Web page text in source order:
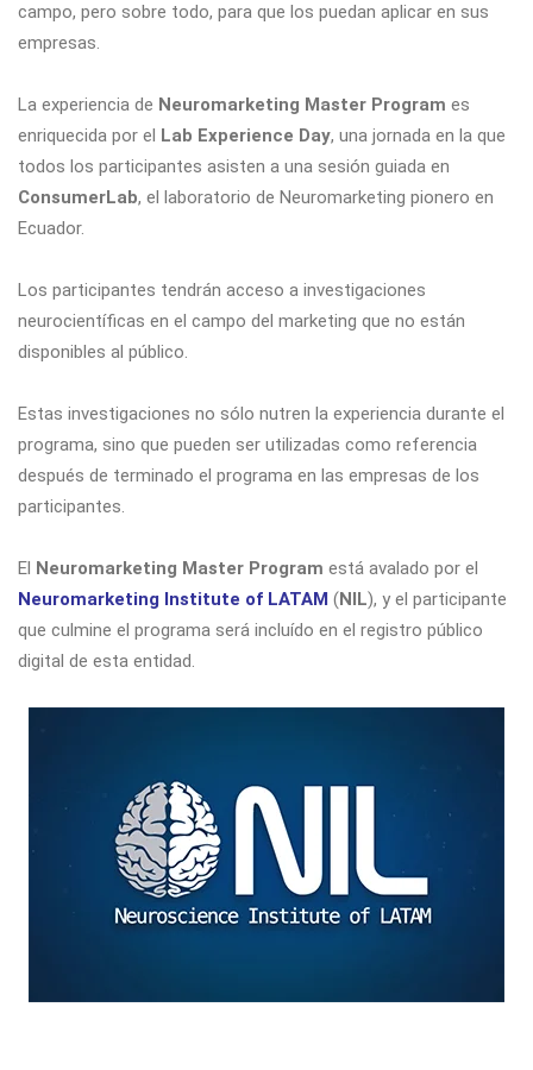
campo, pero sobre todo, para que los puedan aplicar en sus
empresas.
La experiencia de Neuromarketing Master Program es
enriquecida por el Lab Experience Day, una jornada en la que
todos los participantes asisten a una sesión guiada en
ConsumerLab, el laboratorio de Neuromarketing pionero en
Ecuador.
Los participantes tendrán acceso a investigaciones
neurocientíficas en el campo del marketing que no están
disponibles al público.
Estas investigaciones no sólo nutren la experiencia durante el
programa, sino que pueden ser utilizadas como referencia
después de terminado el programa en las empresas de los
participantes.
El Neuromarketing Master Program está avalado por el
Neuromarketing Institute of LATAM (NIL), y el participante
que culmine el programa será incluído en el registro público
digital de esta entidad.